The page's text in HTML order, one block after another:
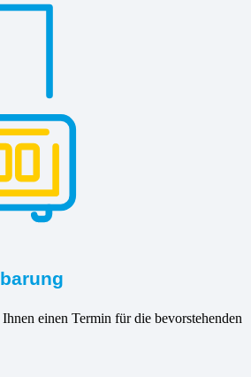
einen Termin für die bevorstehenden